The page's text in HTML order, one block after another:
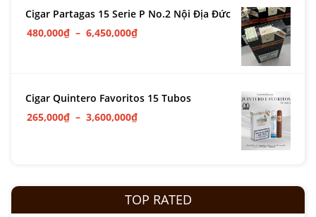
Cigar Partagas 15 Serie P No.2 Nội Địa Đức
480,000₫ – 6,450,000₫
Cigar Quintero Favoritos 15 Tubos
265,000₫ – 3,600,000₫
TOP RATED